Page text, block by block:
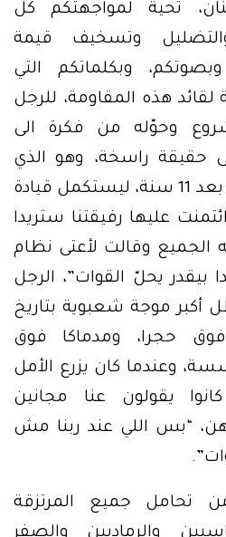
تحية لمواجهتكم كل
وتسخيف قيمة
وبكلماتكم التي
هذه المقاومة، للرجل
وحوّله من فكرة الى
راسخة، وهو الذي
دخل بطن الحوت وخرج بعد 11 سنة، ليستكمل قيادة
عليها رفيقتنا ستريدا
الجميع وقالت لأعتى نظام
بيقدر يحلّ القوات”، الرجل
أكبر موجة شعبوية بتاريخ
حجرا، ومدماكا فوق
وعندما كان يزرع الأمل
يقولون عنا مجانين
“بس اللي عند ربنا مش
تحامل جميع المرتزقة